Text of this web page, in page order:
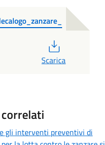
Scarica
gli interventi preventivi di